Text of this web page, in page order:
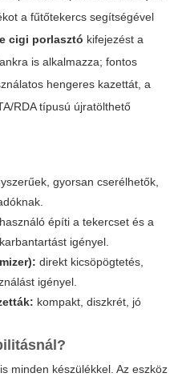
a fűtőtekercs segítségével
e cigi porlasztó kifejezést a
is alkalmazza; fontos
hengeres kazettát, a
RDA típusú újratölthető
gyorsan cserélhetők,
építi a tekercset és a
igényel.
direkt kicsöpögtetés,
igényel.
kompakt, diszkrét, jó
minden készülékkel. Az eszköz